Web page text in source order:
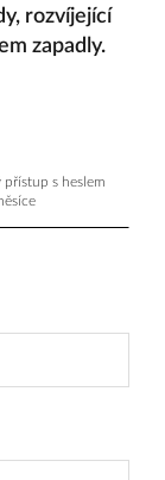
rozvíjející
zapadly.
přístup s heslem